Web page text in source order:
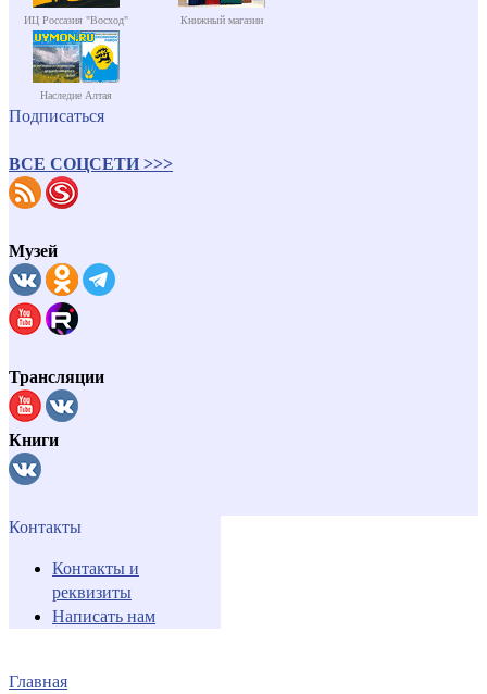
ИЦ Россазия "Восход" Книжный магазин
Наследие Алтая
Подписаться
ВСЕ СОЦСЕТИ >>>
Музей
Трансляции
Книги
Контакты
Контакты и
реквизиты
Написать нам
Главная